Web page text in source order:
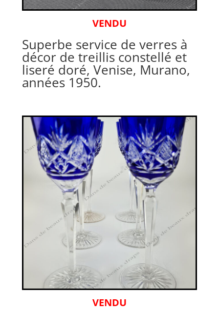
VENDU
Superbe service de verres à
décor de treillis constellé et
liseré doré, Venise, Murano,
années 1950.
VENDU